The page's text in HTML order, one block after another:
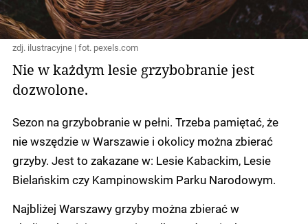
zdj. ilustracyjne | fot. pexels.com
Nie w każdym lesie grzybobranie jest
dozwolone.
Sezon na grzybobranie w pełni. Trzeba pamiętać, że
nie wszędzie w Warszawie i okolicy można zbierać
grzyby. Jest to zakazane w: Lesie Kabackim, Lesie
Bielańskim czy Kampinowskim Parku Narodowym.
Najbliżej Warszawy grzyby można zbierać w